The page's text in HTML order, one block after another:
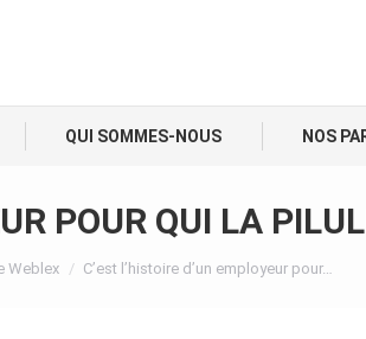
QUI SOMMES-NOUS NOS
POUR QUI LA
Weblex C’est l’histoire d’un employeur pour…